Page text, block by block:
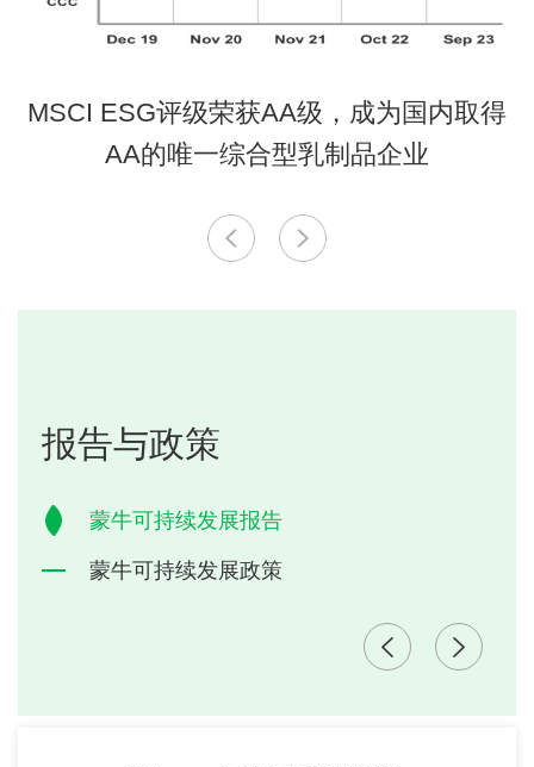
MSCI ESG评级荣获AA级，成为国内取得
AA的唯一综合型乳制品企业
报告与政策
蒙牛可持续发展报告
蒙牛可持续发展政策